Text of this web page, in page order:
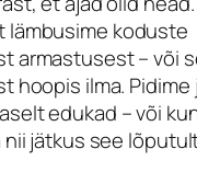
lämbusime koduste
armastusest – või
hoopis ilma. Pidime
edukad – või
nii jätkus see